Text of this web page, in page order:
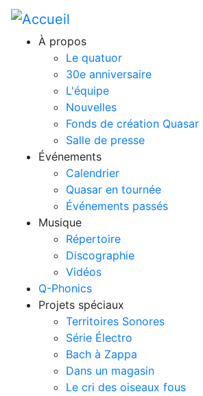
À propos
Le quatuor
30e anniversaire
L'équipe
Nouvelles
Fonds de création Quasar
Salle de presse
Événements
Calendrier
Quasar en tournée
Événements passés
Musique
Répertoire
Discographie
Vidéos
Q-Phonics
Projets spéciaux
Territoires Sonores
Série Électro
Bach à Zappa
Dans un magasin
Le cri des oiseaux fous